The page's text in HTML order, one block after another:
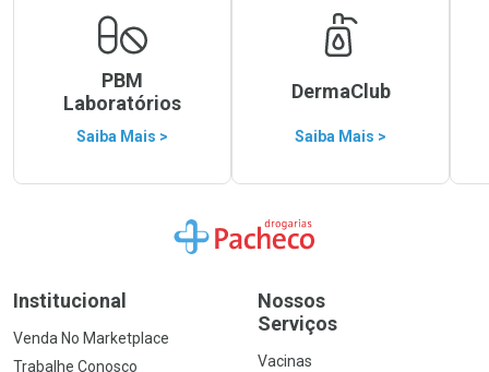
PBM
Laboratórios
Saiba Mais >
DermaClub
Saiba Mais >
Ir para a Home
Institucional
Venda No Marketplace
Trabalhe Conosco
Nossos
Serviços
Vacinas